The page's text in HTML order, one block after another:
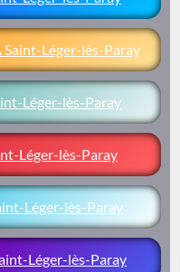
Saint-Léger-lès-Paray
Léger-lès-Paray
Léger-lès-Paray
Léger-lès-Paray
Léger-lès-Paray